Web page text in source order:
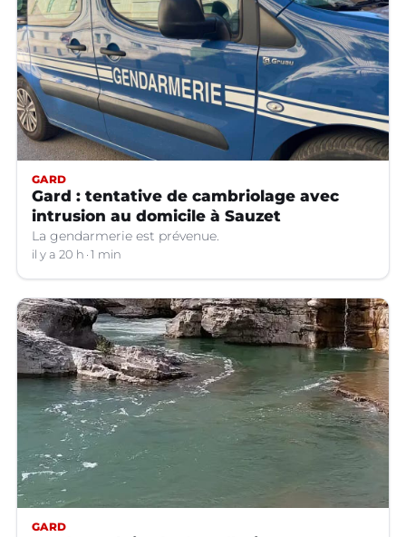
GARD
Gard : tentative de cambriolage avec
intrusion au domicile à Sauzet
La gendarmerie est prévenue.
il y a 20 h 1 min
GARD